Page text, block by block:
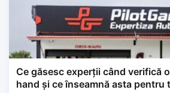
Ce găsesc experții când verifică
hand și ce înseamnă asta pentru